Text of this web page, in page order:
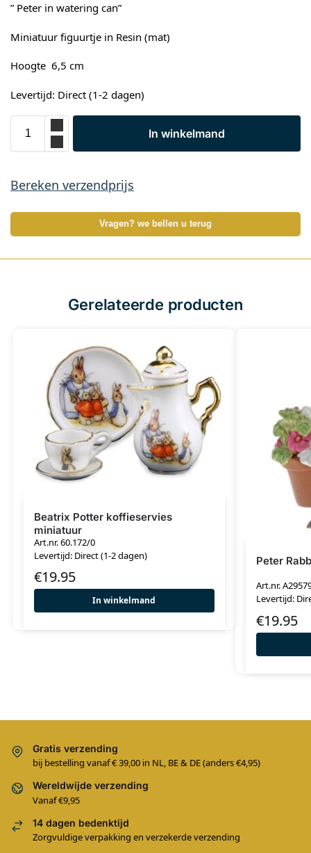
” Peter in watering can”
Miniatuur figuurtje in Resin (mat)
Hoogte 6,5 cm
Levertijd: Direct (1-2 dagen)
In winkelmand
Bereken verzendprijs
Vragen? we bellen u terug
Gerelateerde producten
Beatrix Potter koffieservies
miniatuur
Art.nr. 60.172/0
Levertijd: Direct (1-2 dagen)
€19.95
In winkelmand
Peter
Art.nr.
Levertijd:
€19.95
Gratis verzending
bij bestelling vanaf € 39,00 in NL, BE & DE (anders €4,95)
Wereldwijde verzending
Vanaf €9,95
14 dagen bedenktijd
Zorgvuldige verpakking en verzekerde verzending